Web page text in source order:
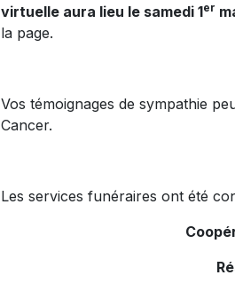
virtuelle aura lieu le samedi 1er
la page.
Vos témoignages de sympathie
Cancer.
Les services funéraires ont été